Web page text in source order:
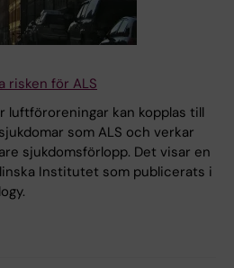
risken för ALS
luftföroreningar kan kopplas till
som ALS och verkar
sjukdomsförlopp. Det visar en
Institutet som publicerats i